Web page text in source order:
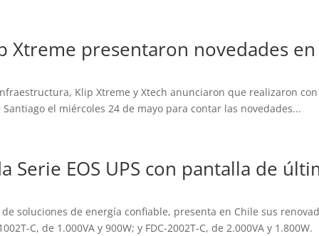
Xtreme presentaron novedades en
Klip Xtreme y Xtech anunciaron que realizaron con
el miércoles 24 de mayo para contar las novedades...
Serie EOS UPS con pantalla de
soluciones de energía confiable, presenta en Chile sus
C, de 1.000VA y 900W; y FDC-2002T-C, de 2.000VA y 1.800W.